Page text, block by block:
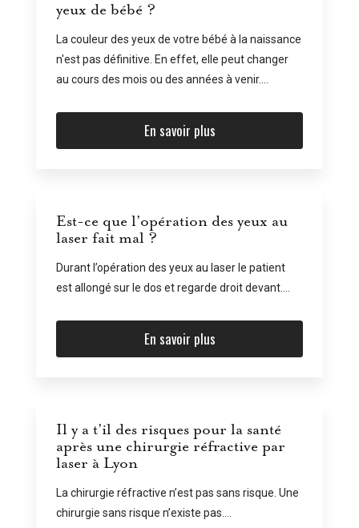
yeux de bébé ?
La couleur des yeux de votre bébé à la naissance
n'est pas définitive. En effet, elle peut changer
au cours des mois ou des années à venir....
En savoir plus
Est-ce que l’opération des yeux au
laser fait mal ?
Durant l’opération des yeux au laser le patient
est allongé sur le dos et regarde droit devant....
En savoir plus
Il y a t’il des risques pour la santé
après une chirurgie réfractive par
laser à Lyon
La chirurgie réfractive n’est pas sans risque. Une
chirurgie sans risque n’existe pas....